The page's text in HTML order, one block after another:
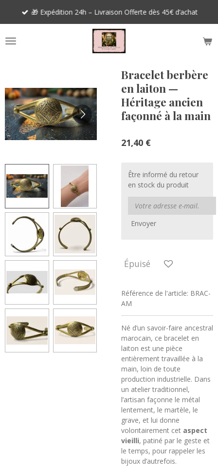
Passer
principal
🎁 Expédition 24h – Livraison Offerte dès 45€ d’achat
Bracelet berbère
en laiton —
Héritage ancien
façonné à la main
21,40 €
Être informé du retour
en stock du produit
Envoyer
Épuisé
Référence de l'article: BRAC-
AM
Né d’un savoir-faire ancestral
marocain, ce bracelet en
laiton est une pièce
entièrement travaillée à la
main, loin de toute
production industrielle. Dans
un atelier traditionnel,
l’artisan façonne le métal
lentement, le martèle, le
grave, et lui donne
volontairement cet aspect
vieilli, patiné par le geste et
le temps, pour rappeler les
bijoux d’autrefois.